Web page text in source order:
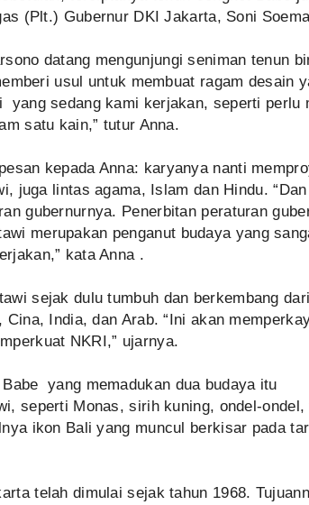
(Plt.) Gubernur DKI Jakarta, Soni
datang mengunjungi seniman tenun
usul untuk membuat ragam desain
yang sedang kami kerjakan, seperti perlu
satu kain,” tutur Anna.
kepada Anna: karyanya nanti
juga lintas agama, Islam dan Hindu.
gubernurnya. Penerbitan peraturan
merupakan penganut budaya yang
kata Anna .
sejak dulu tumbuh dan berkembang
India, dan Arab. “Ini akan
NKRI,” ujarnya.
yang memadukan dua budaya itu
seperti Monas, sirih kuning, ondel-ondel,
ikon Bali yang muncul berkisar pada
telah dimulai sejak tahun 1968.